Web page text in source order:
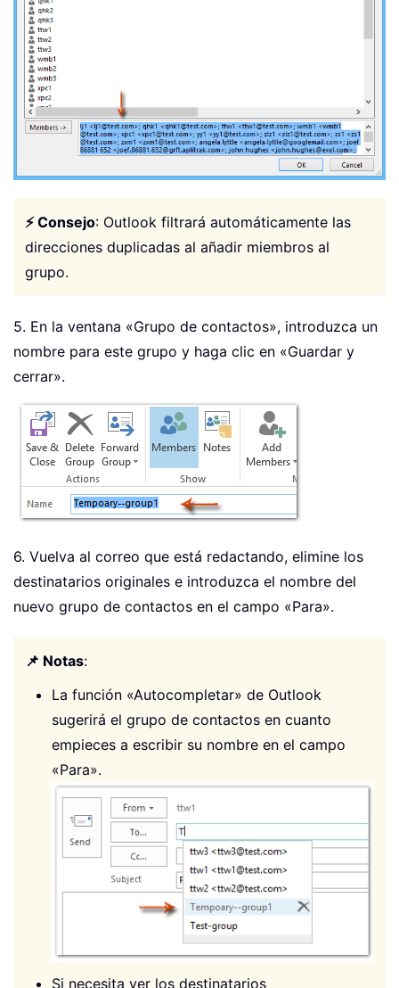
⚡ Consejo: Outlook filtrará automáticamente las
direcciones duplicadas al añadir miembros al
grupo.
5. En la ventana «Grupo de contactos», introduzca un
nombre para este grupo y haga clic en «Guardar y
cerrar».
6. Vuelva al correo que está redactando, elimine los
destinatarios originales e introduzca el nombre del
nuevo grupo de contactos en el campo «Para».
📌 Notas:
La función «Autocompletar» de Outlook
sugerirá el grupo de contactos en cuanto
empieces a escribir su nombre en el campo
«Para».
Si necesita ver los destinatarios